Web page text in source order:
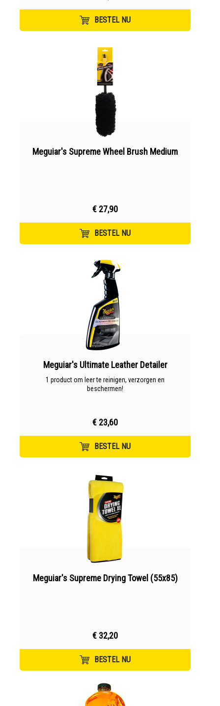
BESTEL NU
Meguiar's Supreme Wheel Brush Medium
€ 27,90
BESTEL NU
Meguiar's Ultimate Leather Detailer
1 product om leer te reinigen, verzorgen en
beschermen!
€ 23,60
BESTEL NU
Meguiar's Supreme Drying Towel (55x85)
€ 32,20
BESTEL NU